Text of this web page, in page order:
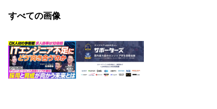
すべての画像